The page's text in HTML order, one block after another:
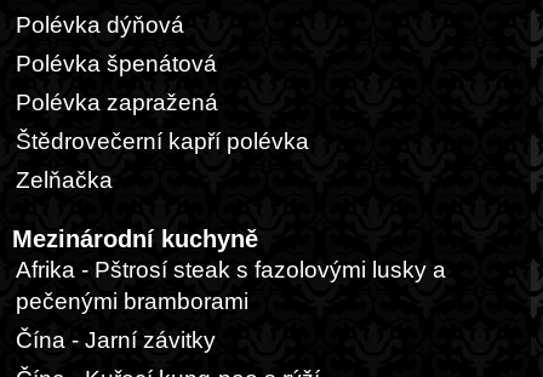
Polévka dýňová
Polévka špenátová
Polévka zapražená
Štědrovečerní kapří polévka
Zelňačka
Mezinárodní kuchyně
Afrika - Pštrosí steak s fazolovými lusky a
pečenými bramborami
Čína - Jarní závitky